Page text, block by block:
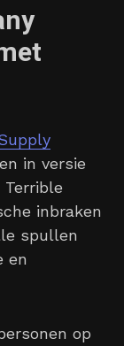
in versie
Terrible
inbraken
spullen
en
op